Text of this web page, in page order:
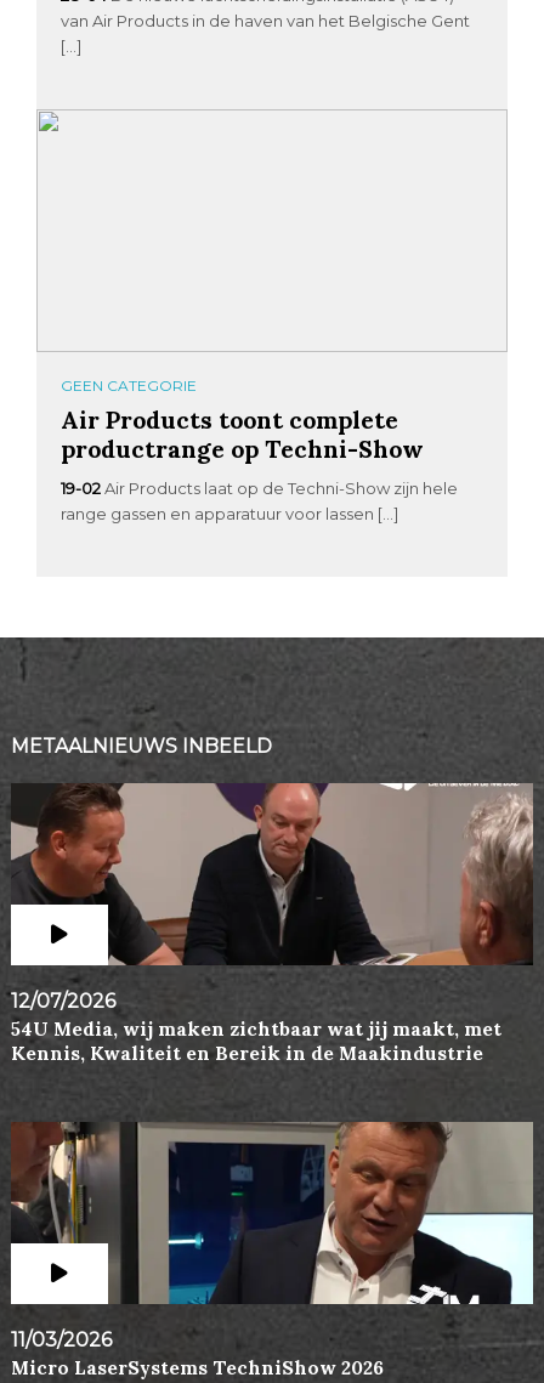
van Air Products in de haven van het Belgische Gent
[…]
GEEN CATEGORIE
Air Products toont complete
productrange op Techni-Show
19-02 Air Products laat op de Techni-Show zijn hele
range gassen en apparatuur voor lassen […]
METAALNIEUWS INBEELD
12/07/2026
54U Media, wij maken zichtbaar wat jij maakt, met
Kennis, Kwaliteit en Bereik in de Maakindustrie
11/03/2026
Micro LaserSystems TechniShow 2026